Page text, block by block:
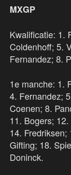
MXGP
Kwalificatie: 1.
Coldenhoff; 5.
Fernandez; 8.
1e manche: 1.
4. Fernandez;
Coenen; 8.
11. Bogers;
14.
Gifting; 18.
Doninck.